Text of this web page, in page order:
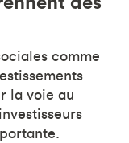
comme
la voie au